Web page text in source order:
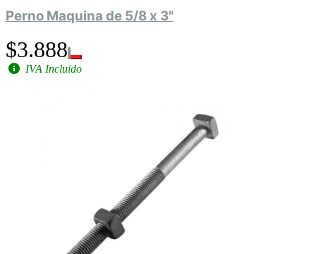
Perno Maquina de 5/8 x 3"
$3.888
IVA Incluido